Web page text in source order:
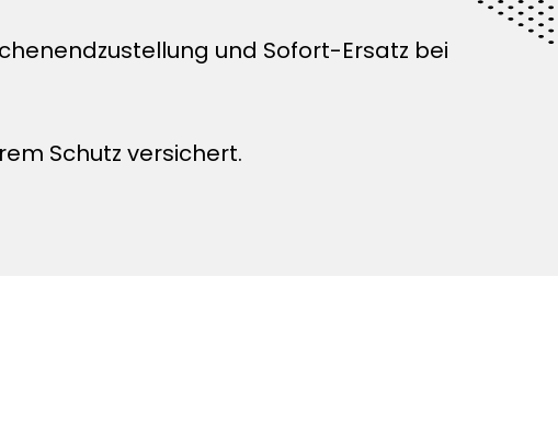
und Sofort-Ersatz bei
Schutz versichert.